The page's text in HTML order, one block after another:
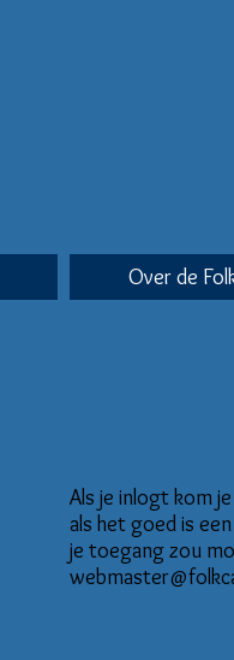
Over de
Als je inlogt kom
als het goed is
je toegang zou